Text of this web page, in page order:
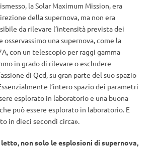
la Solar Maximum Mission, era
della supernova, ma non era
da rilevare l’intensità prevista dei
osservassimo una supernova, come la
con un telescopio per raggi gamma
in grado di rilevare o escludere
di Qcd, su gran parte del suo spazio
l’intero spazio dei parametri
esplorato in laboratorio e una buona
può essere esplorato in laboratorio. E
in dieci secondi circa».
letto, non solo le esplosioni di supernova,